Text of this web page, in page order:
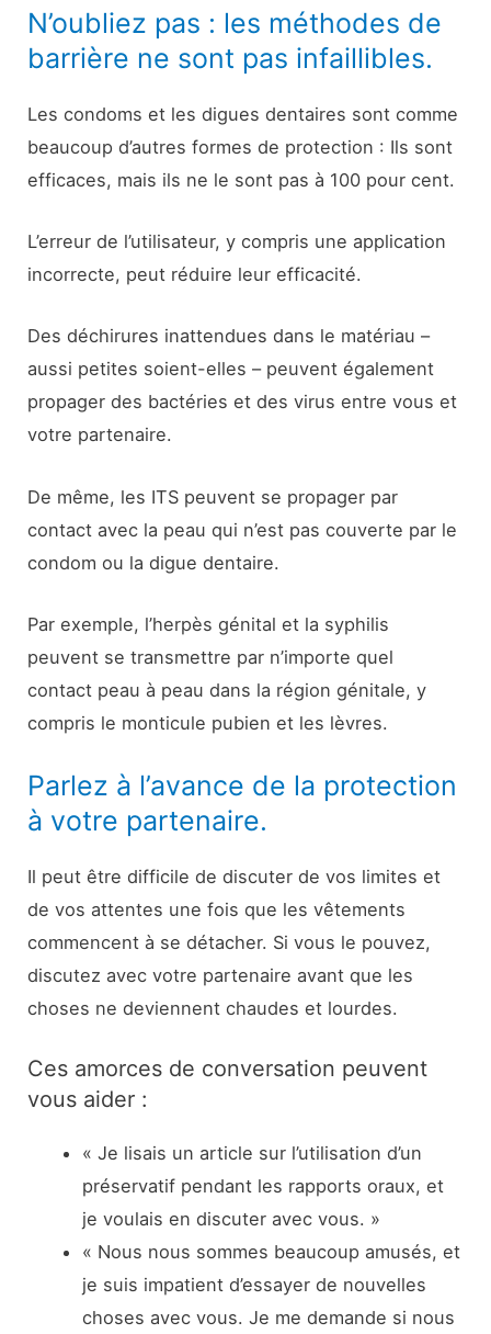
N’oubliez pas : les méthodes de
barrière ne sont pas infaillibles.
Les condoms et les digues dentaires sont comme
beaucoup d’autres formes de protection : Ils sont
efficaces, mais ils ne le sont pas à 100 pour cent.
L’erreur de l’utilisateur, y compris une application
incorrecte, peut réduire leur efficacité.
Des déchirures inattendues dans le matériau –
aussi petites soient-elles – peuvent également
propager des bactéries et des virus entre vous et
votre partenaire.
De même, les ITS peuvent se propager par
contact avec la peau qui n’est pas couverte par le
condom ou la digue dentaire.
Par exemple, l’herpès génital et la syphilis
peuvent se transmettre par n’importe quel
contact peau à peau dans la région génitale, y
compris le monticule pubien et les lèvres.
Parlez à l’avance de la protection
à votre partenaire.
Il peut être difficile de discuter de vos limites et
de vos attentes une fois que les vêtements
commencent à se détacher. Si vous le pouvez,
discutez avec votre partenaire avant que les
choses ne deviennent chaudes et lourdes.
Ces amorces de conversation peuvent
vous aider :
« Je lisais un article sur l’utilisation d’un
préservatif pendant les rapports oraux, et
je voulais en discuter avec vous. »
« Nous nous sommes beaucoup amusés, et
je suis impatient d’essayer de nouvelles
choses avec vous. Je me demande si nous